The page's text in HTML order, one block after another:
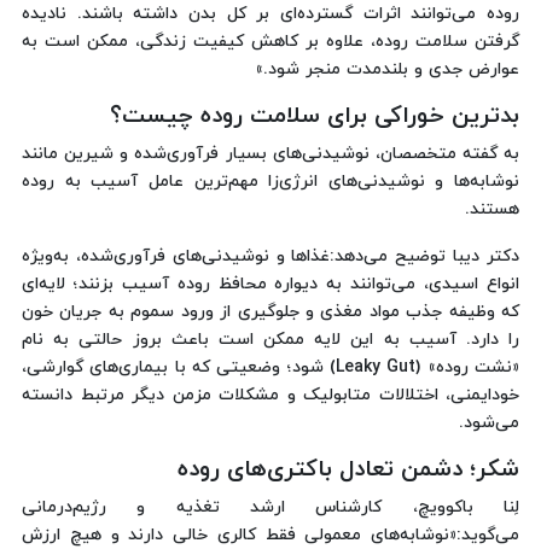
روده می‌توانند اثرات گسترده‌ای بر کل بدن داشته باشند. نادیده
گرفتن سلامت روده، علاوه بر کاهش کیفیت زندگی، ممکن است به
عوارض جدی و بلندمدت منجر شود.»
بدترین خوراکی برای سلامت روده چیست؟
به گفته متخصصان، نوشیدنی‌های بسیار فرآوری‌شده و شیرین مانند
نوشابه‌ها و نوشیدنی‌های انرژی‌زا مهم‌ترین عامل آسیب به روده
هستند.
دکتر دیبا توضیح می‌دهد:غذاها و نوشیدنی‌های فرآوری‌شده، به‌ویژه
انواع اسیدی، می‌توانند به دیواره محافظ روده آسیب بزنند؛ لایه‌ای
که وظیفه جذب مواد مغذی و جلوگیری از ورود سموم به جریان خون
را دارد. آسیب به این لایه ممکن است باعث بروز حالتی به نام
«نشت روده» (Leaky Gut) شود؛ وضعیتی که با بیماری‌های گوارشی،
خودایمنی، اختلالات متابولیک و مشکلات مزمن دیگر مرتبط دانسته
می‌شود.
شکر؛ دشمن تعادل باکتری‌های روده
لِنا باکوویچ، کارشناس ارشد تغذیه و رژیم‌درمانی
می‌گوید:«نوشابه‌های معمولی فقط کالری خالی دارند و هیچ ارزش